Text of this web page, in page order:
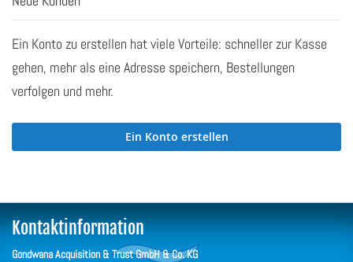
Ein Konto zu erstellen hat viele Vorteile: schneller zur Kasse
gehen, mehr als eine Adresse speichern, Bestellungen
verfolgen und mehr.
Ein Konto erstellen
Kontaktinformation
Gondwana Acquisition & Trust GmbH & Co. KG